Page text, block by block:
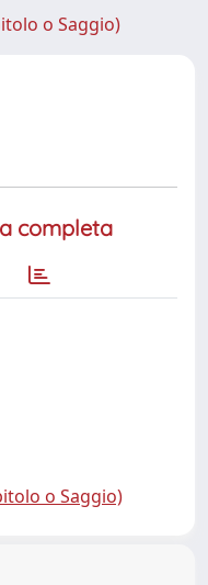
o Saggio)
completa
o Saggio)